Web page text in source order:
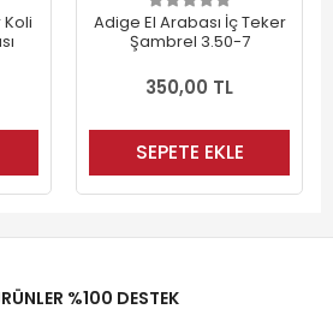
Koli
Adige El Arabası İç Teker
Şambrel 3.50-7
350,00 TL
SEPETE EKLE
%100 DESTEK